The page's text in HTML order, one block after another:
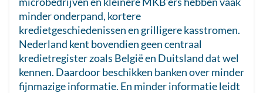
minder onderpand, kortere
kredietgeschiedenissen en grilligere kasstromen.
Nederland kent bovendien geen centraal
kredietregister zoals België en Duitsland dat wel
kennen. Daardoor beschikken banken over minder
fijnmazige informatie. En minder informatie leidt